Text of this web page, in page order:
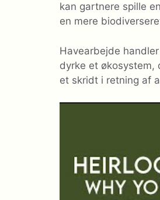
kan gartnere spille
en mere
Havearbejde
dyrke et økosystem,
et skridt i retning af